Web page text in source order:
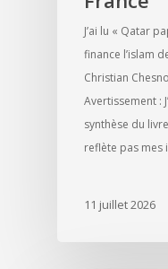
J’ai lu « Qatar
finance l’islam
Christian
Avertissement :
synthèse du
reflète pas mes
11 juillet 2026